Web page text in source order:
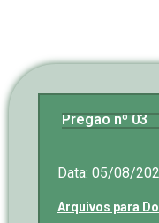
Pregão nº 03
Data: 05/08/
Arquivos para